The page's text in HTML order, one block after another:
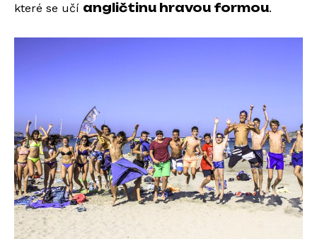
které se učí angličtinu hravou formou.